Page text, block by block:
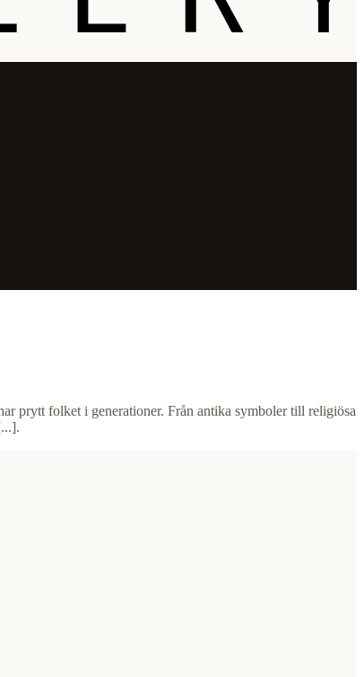
prytt folket i generationer. Från antika symboler till religiösa